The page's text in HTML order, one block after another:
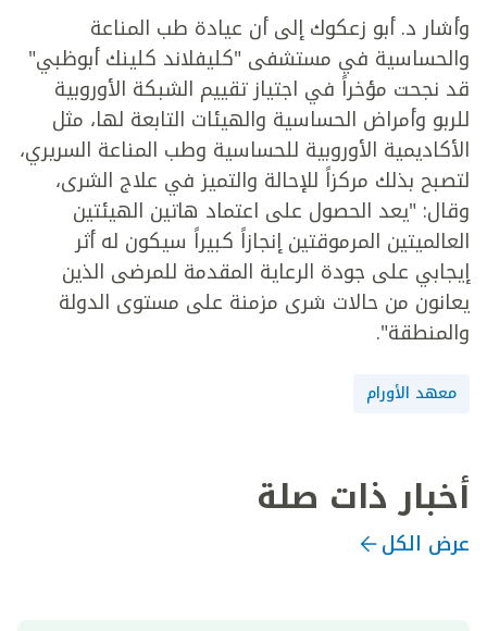
وأشار د. أبو زعكوك إلى أن عيادة طب المناعة
والحساسية في مستشفى "كليفلاند كلينك أبوظبي"
قد نجحت مؤخراً في اجتياز تقييم الشبكة الأوروبية
للربو وأمراض الحساسية والهيئات التابعة لها، مثل
الأكاديمية الأوروبية للحساسية وطب المناعة السريري،
لتصبح بذلك مركزاً للإحالة والتميز في علاج الشرى،
وقال: "يعد الحصول على اعتماد هاتين الهيئتين
العالميتين المرموقتين إنجازاً كبيراً سيكون له أثر
إيجابي على جودة الرعاية المقدمة للمرضى الذين
يعانون من حالات شرى مزمنة على مستوى الدولة
والمنطقة".
معهد الأورام
أخبار ذات صلة
عرض الكل